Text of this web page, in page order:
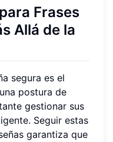
Frases
Allá de la
segura es el
postura de
gestionar sus
Seguir estas
garantiza que